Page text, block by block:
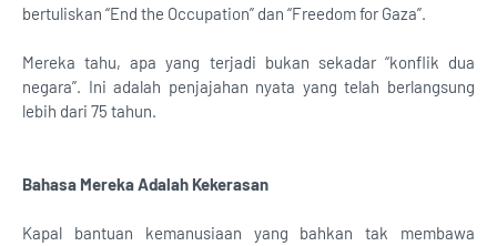
bertuliskan “End the Occupation” dan “Freedom for Gaza”.
Mereka tahu, apa yang terjadi bukan sekadar “konflik dua
negara”. Ini adalah penjajahan nyata yang telah berlangsung
lebih dari 75 tahun.
Bahasa Mereka Adalah Kekerasan
Kapal bantuan kemanusiaan yang bahkan tak membawa